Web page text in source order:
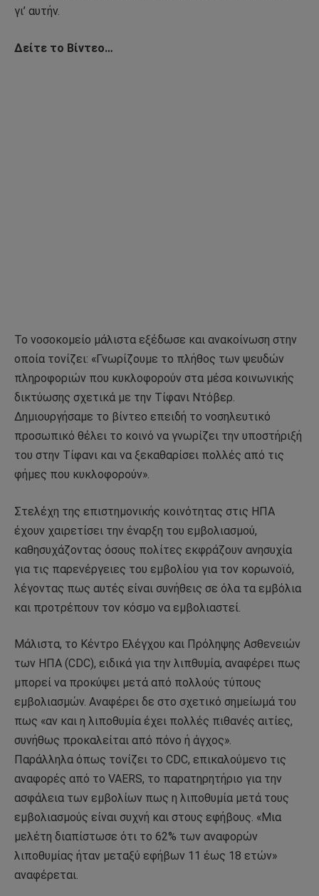
γι’ αυτήν.
Δείτε το Βίντεο…
Το νοσοκομείο μάλιστα εξέδωσε και ανακοίνωση στην
οποία τονίζει: «Γνωρίζουμε το πλήθος των ψευδών
πληροφοριών που κυκλοφορούν στα μέσα κοινωνικής
δικτύωσης σχετικά με την Τίφανι Ντόβερ.
Δημιουργήσαμε το βίντεο επειδή το νοσηλευτικό
προσωπικό θέλει το κοινό να γνωρίζει την υποστήριξή
του στην Τίφανι και να ξεκαθαρίσει πολλές από τις
φήμες που κυκλοφορούν».
Στελέχη της επιστημονικής κοινότητας στις ΗΠΑ
έχουν χαιρετίσει την έναρξη του εμβολιασμού,
καθησυχάζοντας όσους πολίτες εκφράζουν ανησυχία
για τις παρενέργειες του εμβολίου για τον κορωνοϊό,
λέγοντας πως αυτές είναι συνήθεις σε όλα τα εμβόλια
και προτρέπουν τον κόσμο να εμβολιαστεί.
Mάλιστα, το Κέντρο Ελέγχου και Πρόληψης Ασθενειών
των ΗΠΑ (CDC), ειδικά για την λιπθυμία, αναφέρει πως
μπορεί να προκύψει μετά από πολλούς τύπους
εμβολιασμών. Αναφέρει δε στο σχετικό σημείωμά του
πως «αν και η λιποθυμία έχει πολλές πιθανές αιτίες,
συνήθως προκαλείται από πόνο ή άγχος».
Παράλληλα όπως τονίζει το CDC, επικαλούμενο τις
αναφορές από το VAERS, το παρατηρητήριο για την
ασφάλεια των εμβολίων πως η λιποθυμία μετά τους
εμβολιασμούς είναι συχνή και στους εφήβους. «Μια
μελέτη διαπίστωσε ότι το 62% των αναφορών
λιποθυμίας ήταν μεταξύ εφήβων 11 έως 18 ετών»
αναφέρεται.